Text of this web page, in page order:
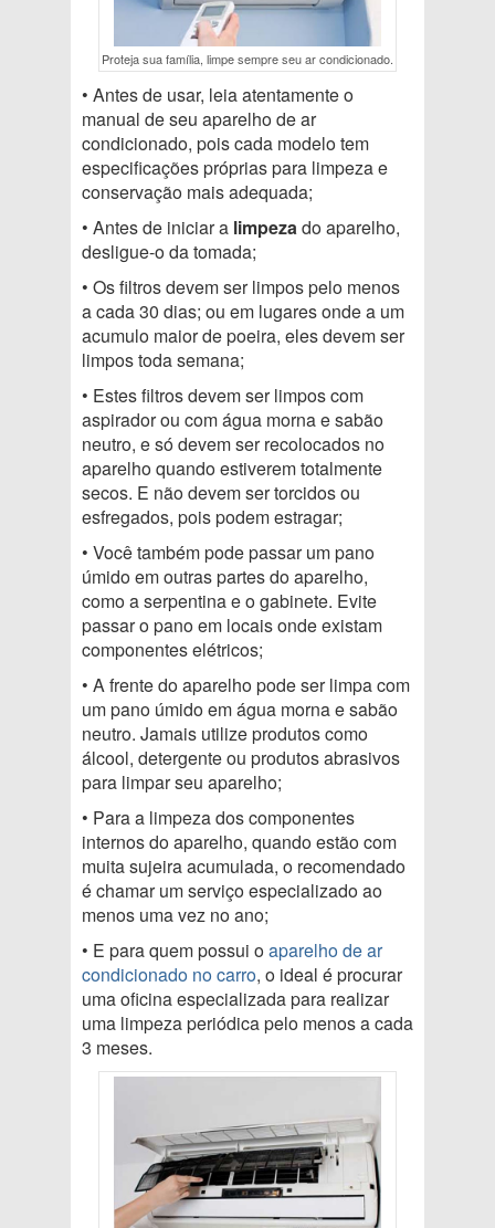
Proteja sua família, limpe sempre seu ar condicionado.
• Antes de usar, leia atentamente o
manual de seu aparelho de ar
condicionado, pois cada modelo tem
especificações próprias para limpeza e
conservação mais adequada;
• Antes de iniciar a limpezado aparelho,
desligue-o da tomada;
• Os filtros devem ser limpos pelo menos
a cada 30 dias; ou em lugares onde a um
acumulo maior de poeira, eles devem ser
limpos toda semana;
• Estes filtros devem ser limpos com
aspirador ou com água morna e sabão
neutro, e só devem ser recolocados no
aparelho quando estiverem totalmente
secos. E não devem ser torcidos ou
esfregados, pois podem estragar;
• Você também pode passar um pano
úmido em outras partes do aparelho,
como a serpentina e o gabinete. Evite
passar o pano em locais onde existam
componentes elétricos;
• A frente do aparelho pode ser limpa com
um pano úmido em água morna e sabão
neutro. Jamais utilize produtos como
álcool, detergente ou produtos abrasivos
para limpar seu aparelho;
• Para a limpeza dos componentes
internos do aparelho, quando estão com
muita sujeira acumulada, o recomendado
é chamar um serviço especializado ao
menos uma vez no ano;
• E para quem possui oaparelho de ar
condicionado no carro, o ideal é procurar
uma oficina especializada para realizar
uma limpeza periódica pelo menos a cada
3 meses.